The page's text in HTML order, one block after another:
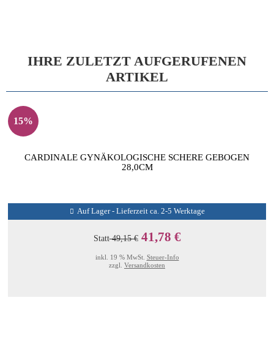
IHRE ZULETZT AUFGERUFENEN
ARTIKEL
15%
CARDINALE GYNÄKOLOGISCHE SCHERE GEBOGEN
28,0CM
Auf Lager - Lieferzeit ca. 2-5 Werktage
Statt49,15 € 41,78 €
inkl. 19 % MwSt. Steuer-Info
zzgl. Versandkosten